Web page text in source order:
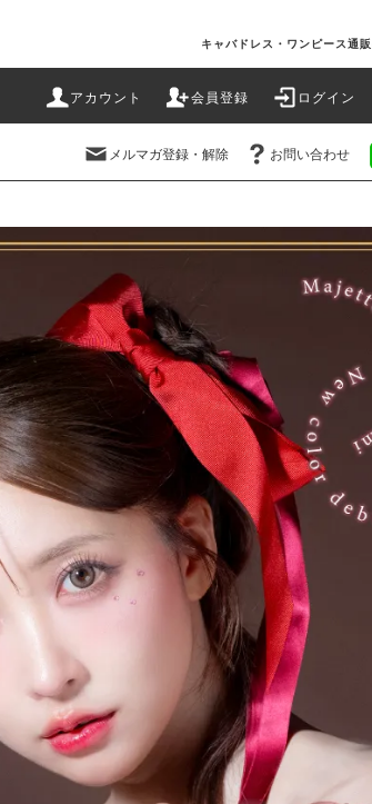
キャバドレス・ワンピース通
アカウント 会員登録 ログイン
メルマガ登録・解除 お問い合わせ